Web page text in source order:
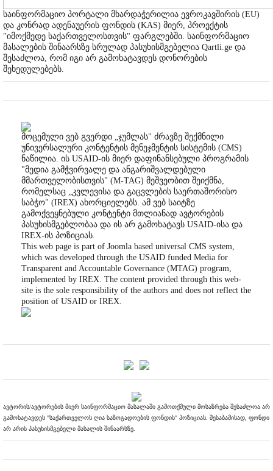
საინფორმაციო პორტალი მხარდაჭერილია ევროკავშირის (EU)
და კონრად ადენაუერის ფონდის (KAS) მიერ, პროექტის
"იმოქმედე საქართველოსთვის" ფარგლებში. საინფორმაციო
მასალების შინაარსზე სრულად პასუხისმგებელია Qartli.ge და
შესაძლოა, რომ იგი არ გამოხატავდეს დონორების
შეხედულებებს.
მოცემული ვებ გვერდი „ჯუმლას" ძრავზე შექმნილი
უნივერსალური კონტენტის მენეჯმენტის სისტემის (CMS)
ნაწილია. ის USAID-ის მიერ დაფინანსებული პროგრამის
"მედია გამჭვირვალე და ანგარიშვალდებული
მმართველობისთვის" (M-TAG) მეშვეობით შეიქმნა,
რომელსაც „კვლევისა და გაცვლების საერთაშორისო
საბჭო" (IREX) ახორციელებს. ამ ვებ საიტზე
გამოქვეყნებული კონტენტი მთლიანად ავტორების
პასუხისმგებლობაა და ის არ გამოხატავს USAID-ისა და
IREX-ის პოზიციას.
This web page is part of Joomla based universal CMS system,
which was developed through the USAID funded Media for
Transparent and Accountable Governance (MTAG) program,
implemented by IREX. The content provided through this web-
site is the sole responsibility of the authors and does not reflect the
position of USAID or IREX.
ავტორის/ავტორების მიერ საინფორმაციო მასალაში გამოთქმული მოსაზრება შესაძლოა არ
გამოხატავდეს "საქართველოს ღია საზოგადოების ფონდის" პოზიციას. შესაბამისად, ფონდი
არ არის პასუხისმგებელი მასალის შინაარსზე.